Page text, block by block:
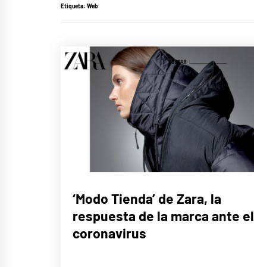
Etiqueta: Web
STYLE
‘Modo Tienda’ de Zara, la
respuesta de la marca ante el
coronavirus